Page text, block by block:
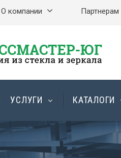
О компании Партнерам
УСЛУГИ КАТАЛОГИ